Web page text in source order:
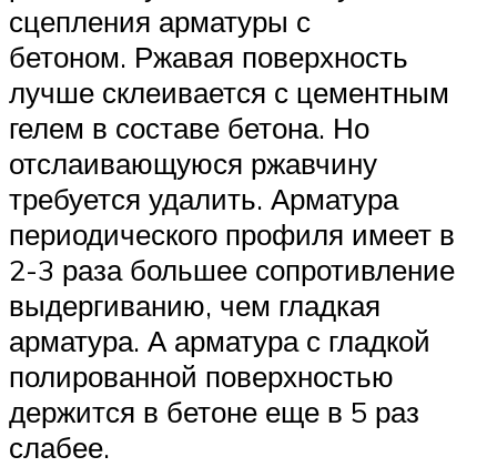
сцепления арматуры с
бетоном. Ржавая поверхность
лучше склеивается с цементным
гелем в составе бетона. Но
отслаивающуюся ржавчину
требуется удалить. Арматура
периодического профиля имеет в
2-3 раза большее сопротивление
выдергиванию, чем гладкая
арматура. А арматура с гладкой
полированной поверхностью
держится в бетоне еще в 5 раз
слабее.